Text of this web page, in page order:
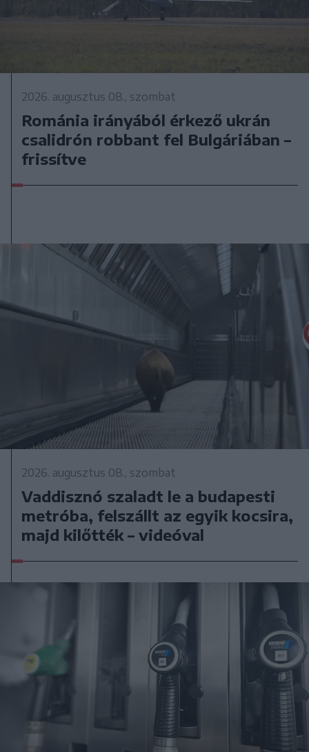
2026. augusztus 08., szombat
Románia irányából érkező ukrán
csalidrón robbant fel Bulgáriában –
frissítve
2026. augusztus 08., szombat
Vaddisznó szaladt le a budapesti
metróba, felszállt az egyik kocsira,
majd kilőtték – videóval